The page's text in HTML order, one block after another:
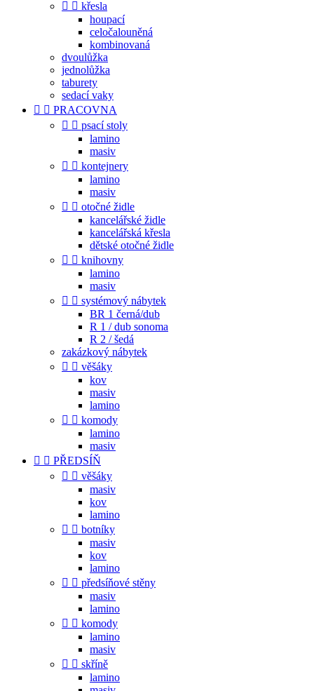
  křesla
houpací
celočalouněná
kombinovaná
dvoulůžka
jednolůžka
taburety
sedací vaky
  PRACOVNA
  psací stoly
lamino
masiv
  kontejnery
lamino
masiv
  otočné židle
kancelářské židle
kancelářská křesla
dětské otočné židle
  knihovny
lamino
masiv
  systémový nábytek
BR 1 černá/dub
R 1 / dub sonoma
R 2 / šedá
zakázkový nábytek
  věšáky
kov
masiv
lamino
  komody
lamino
masiv
  PŘEDSÍŇ
  věšáky
masiv
kov
lamino
  botníky
masiv
kov
lamino
  předsíňové stěny
masiv
lamino
  komody
lamino
masiv
  skříně
lamino